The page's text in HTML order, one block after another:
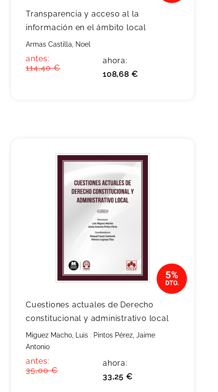
Transparencia y acceso al la
información en el ámbito local
Armas Castilla, Noel
antes:
114,40 €
ahora:
108,68 €
Cuestiones actuales de Derecho
constitucional y administrativo local
Miguez Macho, Luis ; Pintos Pérez, Jaime
Antonio
antes:
35,00 €
ahora:
33,25 €